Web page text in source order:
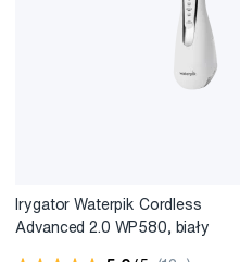
Irygator Waterpik Cordless
Advanced 2.0 WP580, biały